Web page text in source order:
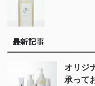
最新記事
オリジ
承って